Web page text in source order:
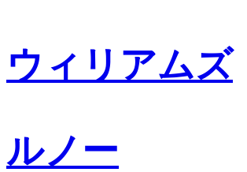
ウィリアムズ
ルノー